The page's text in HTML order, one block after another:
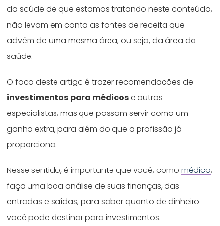
da saúde de que estamos tratando neste conteúdo,
não levam em conta as fontes de receita que
advém de uma mesma área, ou seja, da área da
saúde.
O foco deste artigo é trazer recomendações de
investimentos para médicose outros
especialistas, masque possam servir como um
ganho extra, para além do que a profissão já
proporciona.
Nesse sentido, é importante que você, comomédico,
faça uma boa análise de suas finanças, das
entradas e saídas, para saber quanto de dinheiro
você pode destinar para investimentos.